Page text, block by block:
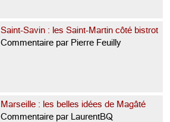
Saint-Savin : les Saint-Martin côté bistrot
Commentaire par Pierre Feuilly
Marseille : les belles idées de Magâté
Commentaire par LaurentBQ